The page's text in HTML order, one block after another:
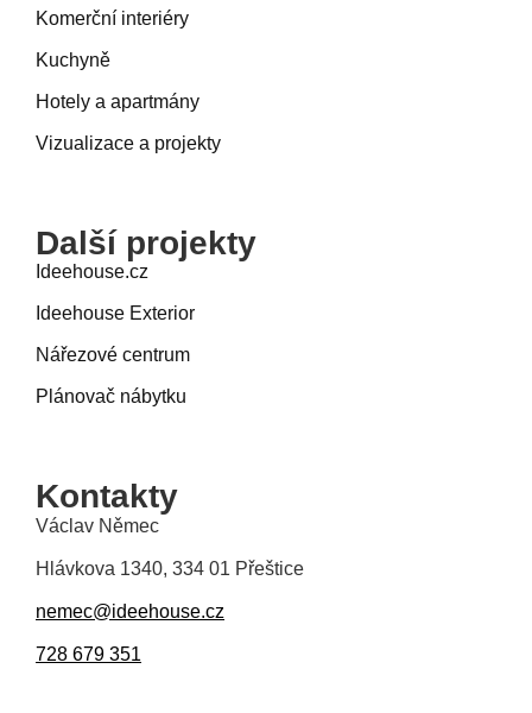
Komerční interiéry
Kuchyně
Hotely a apartmány
Vizualizace a projekty
Další projekty
Ideehouse.cz
Ideehouse Exterior
Nářezové centrum
Plánovač nábytku
Kontakty
Václav Němec
Hlávkova 1340, 334 01 Přeštice
nemec@ideehouse.cz
728 679 351